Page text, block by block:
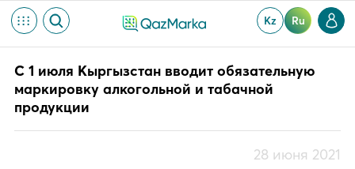
Ru
Kz
С 1 июля Кыргызстан вводит обязательную
маркировку алкогольной и табачной
продукции
28 июня 2021